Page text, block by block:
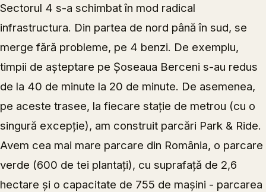
Sectorul 4 s-a schimbat în mod radical
infrastructura. Din partea de nord până în sud, se
merge fără probleme, pe 4 benzi. De exemplu,
timpii de așteptare pe Șoseaua Berceni s-au redus
de la 40 de minute la 20 de minute. De asemenea,
pe aceste trasee, la fiecare stație de metrou (cu o
singură excepție), am construit parcări Park & Ride.
Avem cea mai mare parcare din România, o parcare
verde (600 de tei plantați), cu suprafață de 2,6
hectare și o capacitate de 755 de mașini - parcarea